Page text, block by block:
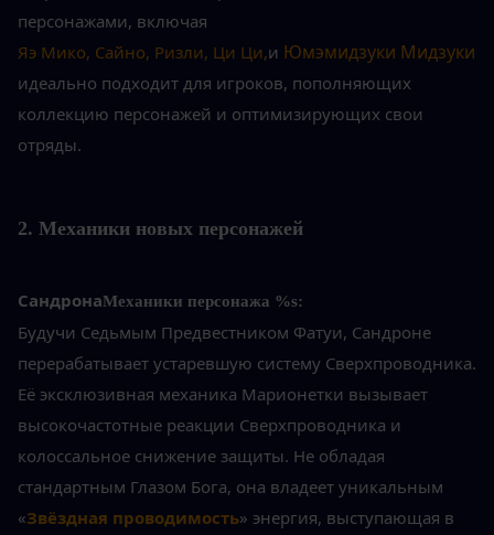
персонажами, включая
Яэ Мико, Сайно, Ризли, Ци Ци,и
идеально подходит для игроков, пополняющих
коллекцию персонажей и оптимизирующих свои
отряды.
2. Механики новых персонажей
СандронаМеханики персонажа %s:
Будучи Седьмым Предвестником Фатуи, Сандроне
перерабатывает устаревшую систему Сверхпроводника.
Её эксклюзивная механика Марионетки вызывает
высокочастотные реакции Сверхпроводника и
колоссальное снижение защиты. Не обладая
стандартным Глазом Бога, она владеет уникальным
«Звёздная проводимость» энергия, выступающая в